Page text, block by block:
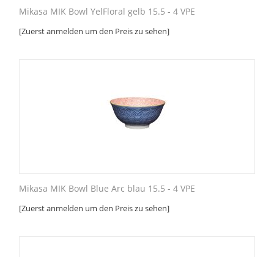
Mikasa MIK Bowl YelFloral gelb 15.5 - 4 VPE
[Zuerst anmelden um den Preis zu sehen]
Mikasa MIK Bowl Blue Arc blau 15.5 - 4 VPE
[Zuerst anmelden um den Preis zu sehen]